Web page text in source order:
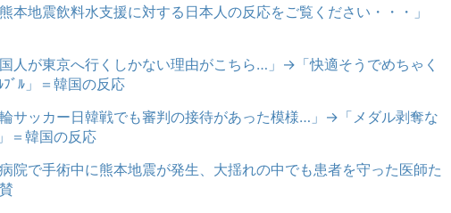
本地震飲料水支援に対する日本人の反応をご覧ください・・・」
人が東京へ行くしかない理由がこちら…」→「快適そうでめちゃく
ﾞﾙ」＝韓国の反応
サッカー日韓戦でも審判の接待があった模様…」→「メダル剥奪な
＝韓国の反応
院で手術中に熊本地震が発生、大揺れの中でも患者を守った医師た